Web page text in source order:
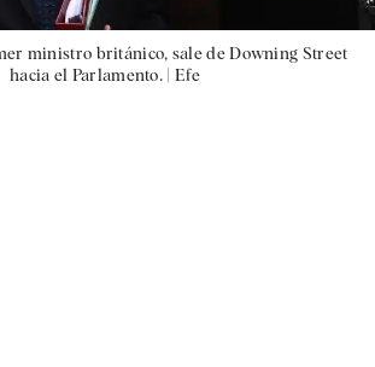
ministro británico, sale de Downing Street
hacia el Parlamento. | Efe